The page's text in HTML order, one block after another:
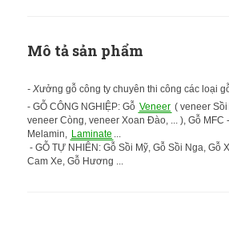
Mô tả sản phẩm
- Xưởng gỗ công ty chuyên thi công các loại
- GỖ CÔNG NGHIỆP: Gỗ Veneer ( veneer
veneer Còng, veneer Xoan Đào, ... ), Gỗ MFC
Melamin, Laminate ...
- GỖ TỰ NHIÊN: Gỗ Sồi Mỹ, Gỗ Sồi Nga, Gỗ
Cam Xe, Gỗ Hương ...